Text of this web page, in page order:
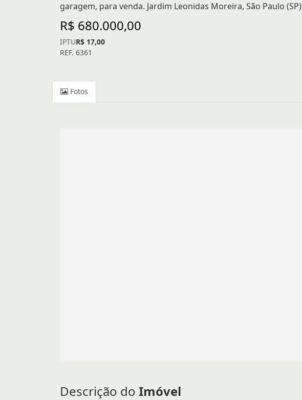
garagem, para venda. Jardim Leonidas Moreira, São Paulo (SP)
R$ 680.000,00
IPTUR$ 17,00
REF. 6361
Fotos
Descrição do Imóvel